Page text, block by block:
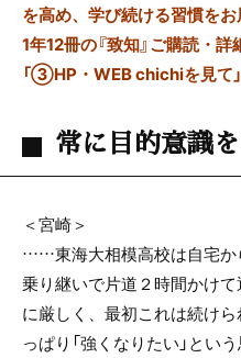
を高め、学び続ける習慣をお
1年12冊の『致知』ご購読・詳
「③HP・WEB chichiを見て
常に目的意識
＜宮崎＞
……東海大相模高校は自宅か
乗り継いで片道２時間かけ
に厳しく、最初これは続け
っぱり「強くなりたい」とい